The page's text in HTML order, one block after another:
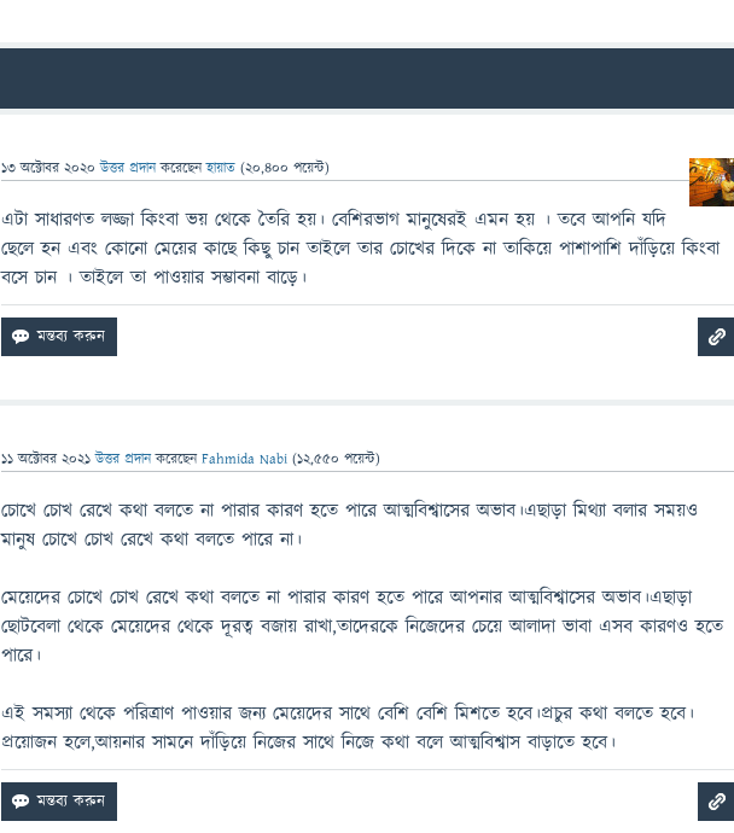
13 অক্টোবর 2020 উত্তর প্রদান করেছেনহায়াত (20,400 পয়েন্ট)
এটা সাধারণত লজ্জা কিংবা ভয় থেকে তৈরি হয়। বেশিরভাগ মানুষেরই এমন হয় । তবে আপনি যদি
ছেলে হন এবং কোনো মেয়ের কাছে কিছু চান তাইলে তার চোখের দিকে না তাকিয়ে পাশাপাশি দাঁড়িয়ে কিংবা
বসে চান । তাইলে তা পাওয়ার সম্ভাবনা বাড়ে।
11 অক্টোবর 2021 উত্তর প্রদান করেছেনFahmida Nabi (12,550 পয়েন্ট)
চোখে চোখ রেখে কথা বলতে না পারার কারণ হতে পারে আত্মবিশ্বাসের অভাব।এছাড়া মিথ্যা বলার সময়ও
মানুষ চোখে চোখ রেখে কথা বলতে পারে না।
মেয়েদের চোখে চোখ রেখে কথা বলতে না পারার কারণ হতে পারে আপনার আত্মবিশ্বাসের অভাব।এছাড়া
ছোটবেলা থেকে মেয়েদের থেকে দূরত্ব বজায় রাখা,তাদেরকে নিজেদের চেয়ে আলাদা ভাবা এসব কারণও হতে
পারে।
এই সমস্যা থেকে পরিত্রাণ পাওয়ার জন্য মেয়েদের সাথে বেশি বেশি মিশতে হবে।প্রচুর কথা বলতে হবে।
প্রয়োজন হলে,আয়নার সামনে দাঁড়িয়ে নিজের সাথে নিজে কথা বলে আত্মবিশ্বাস বাড়াতে হবে।